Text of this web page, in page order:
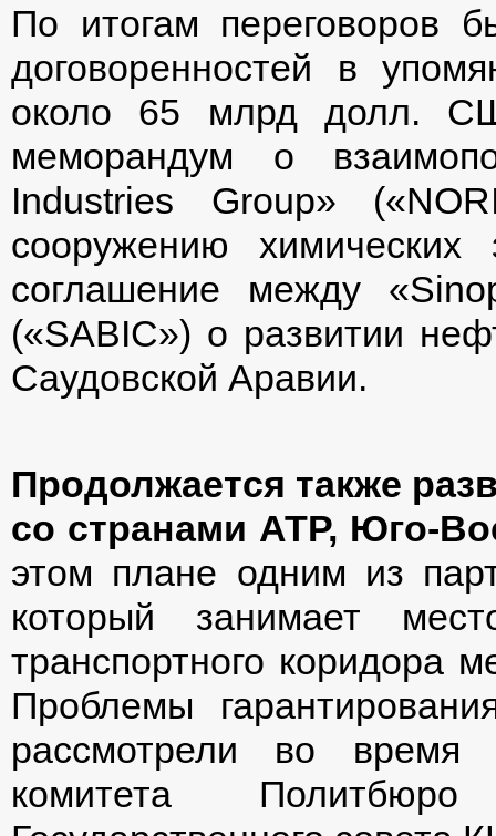
По итогам переговоров
договоренностей в
около 65 млрд долл.
меморандум о
Industries Group»
сооружению
соглашение между
(«SABIC») о развитии
Саудовской Аравии.
Продолжается также
со странами АТР, Юго-
этом плане одним из
который занимает
транспортного коридора
Проблемы
рассмотрели во время
комитета